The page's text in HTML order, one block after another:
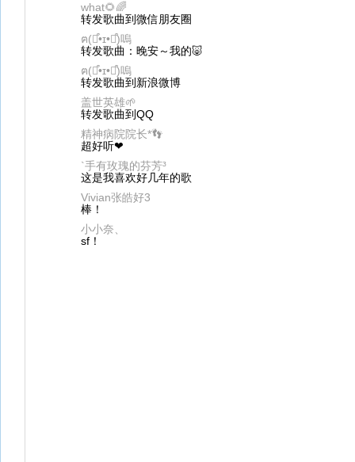
what🌻🌈
转发歌曲到微信朋友圈
ฅ(⌯͒•ɪ•⌯͒)嗚
转发歌曲：晚安～我的🐷
ฅ(⌯͒•ɪ•⌯͒)嗚
转发歌曲到新浪微博
盖世英雄🌱
转发歌曲到QQ
精神病院院长*👣
超好听❤
`手有玫瑰的芬芳³
这是我喜欢好几年的歌
Vivian张皓好3
棒！
小小奈、
sf！